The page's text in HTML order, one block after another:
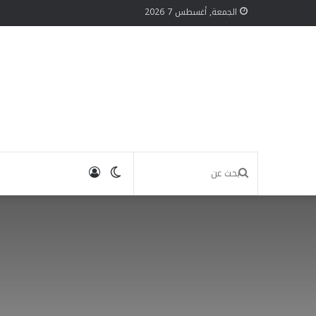
الجمعة, أغسطس 7 2026
بحث
الوضع